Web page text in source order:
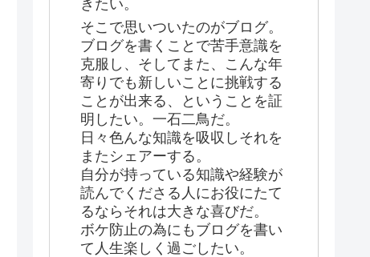
きたい。
そこで思いついたのがブログ。
ブログを書くことで苦手意識を
克服し、そしてまた、こんな年
寄りでも新しいことに挑戦する
ことが出来る、ということを証
明したい。一石二鳥だ。
日々色んな知識を吸収しそれを
またシェアーする。
自分が持っている知識や経験が
読んでくださる人にお役にたて
るならそれは大きな喜びだ。
ボケ防止の為にもブログを書い
て人生楽しく過ごしたい。